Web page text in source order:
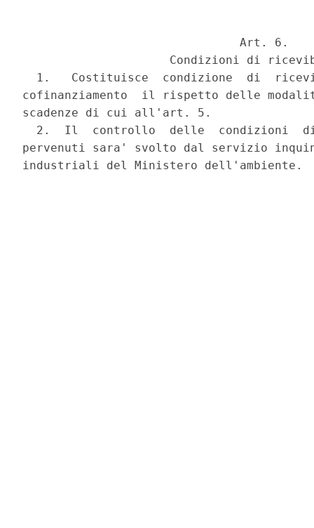
                               Art. 6.
Condizioni di
1.   Costituisce  condizione  di
cofinanziamento  il rispetto delle
scadenze di cui all'art. 5.
2.  Il  controllo  delle  condizioni
pervenuti sara' svolto dal servizio